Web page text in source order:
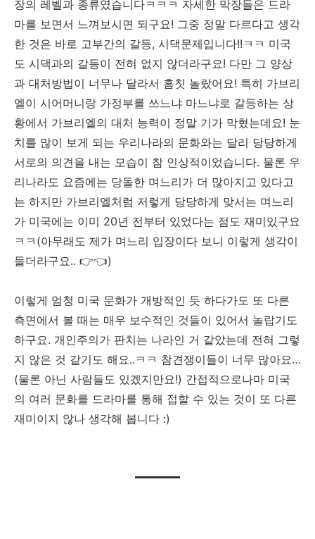
장의 레벨과 종류였습니다ㅋㅋㅋ 자세한 막장들은 드라
마를 보면서 느껴보시면 되구요! 그중 정말 다르다고 생각
한 것은 바로 고부간의 갈등, 시댁문제입니다!!ㅋㅋ 미국
도 시댁과의 갈등이 전혀 없지 않더라구요! 다만 그 양상
과 대처방법이 너무나 달라서 흠칫 놀랐어요! 특히 가브리
엘이 시어머니랑 가정부를 쓰느냐 마느냐로 갈등하는 상
황에서 가브리엘의 대처 능력이 정말 기가 막혔는데요! 눈
치를 많이 보게 되는 우리나라의 문화와는 달리 당당하게
서로의 의견을 내는 모습이 참 인상적이었습니다. 물론 우
리나라도 요즘에는 당돌한 며느리가 더 많아지고 있다고
는 하지만 가브리엘처럼 저렇게 당당하게 맞서는 며느리
가 미국에는 이미 20년 전부터 있었다는 점도 재미있구요
ㅋㅋ(아무래도 제가 며느리 입장이다 보니 이렇게 생각이
들더라구요.. 👉👈)
이렇게 엄청 미국 문화가 개방적인 듯 하다가도 또 다른
측면에서 볼 때는 매우 보수적인 것들이 있어서 놀랍기도
하구요. 개인주의가 판치는 나라인 거 같았는데 전혀 그렇
지 않은 것 같기도 해요..ㅋㅋ 참견쟁이들이 너무 많아요…
(물론 아닌 사람들도 있겠지만요!) 간접적으로나마 미국
의 여러 문화를 드라마를 통해 접할 수 있는 것이 또 다른
재미이지 않나 생각해 봅니다 :)